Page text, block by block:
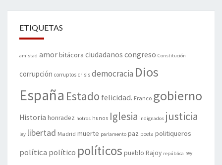
ETIQUETAS
amistad amorbitácora ciudadanos congreso Constitución
corrupción corruptos crisis democracia Dios
España Estado felicidad. Franco gobierno
Historia honradez hotros hunos Iglesia indignados justicia
ley libertad Madrid muerte parlamento paz poeta politiqueros
política político políticos pueblo Rajoy república rey